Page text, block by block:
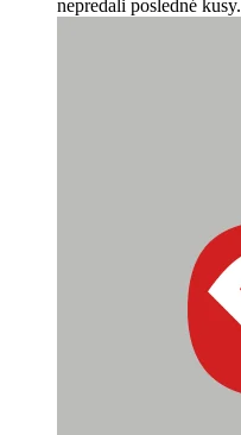
nepredali posledné kusy.